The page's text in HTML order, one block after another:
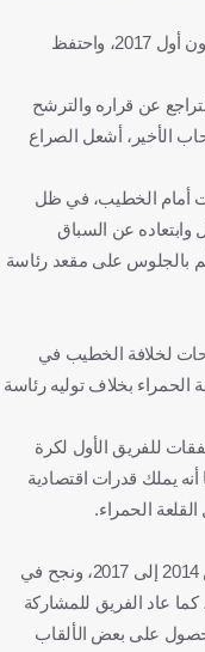
وانتخب الخطيب رئيساً للأهلي يوم 1 ديسمبر/كانون أول 2017، واحتفظ
عن قراره والترشح
الأخير، أشعل الصراع
أمام الخطيب، في ظل
وابتعاده عن السباق
مفتوحاً أمام 5 أسماء تحلم بالجلوس على مقعد رئاسة
لخلافة الخطيب في
الحمراء بخلاف توليه رئاسة
للفريق الأول لكرة
يملك قدرات اقتصادية
الحمراء.
تولى محمود طاهر رئاسة الأهلي، في الفترة بين 2014 إلى 2017، ونجح في
كما عاد الفريق للمشاركة
على بعض الألقاب